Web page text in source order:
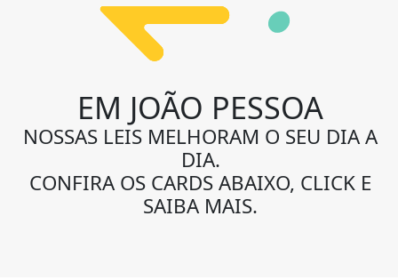
EM JOÃO PESSOA
NOSSAS LEIS MELHORAM O SEU DIA A
DIA.
CONFIRA OS CARDS ABAIXO, CLICK E
SAIBA MAIS.